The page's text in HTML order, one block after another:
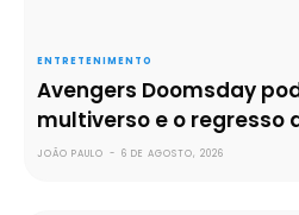
ENTRETENIMENTO
Avengers Doomsday
multiverso e o regresso
JOÃO PAULO - 6 DE AGOSTO, 2026